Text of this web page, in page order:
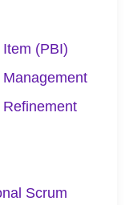
(PBI)
Scrum